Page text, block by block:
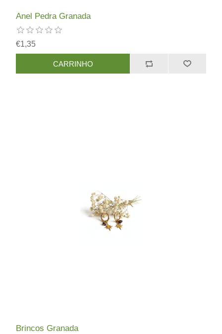
Anel Pedra Granada
€1,35
Brincos Granada